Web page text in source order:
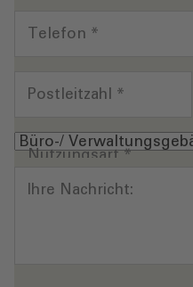
Telefon *
Postleitzahl *
Nutzungsart*
Ihre Nachricht: